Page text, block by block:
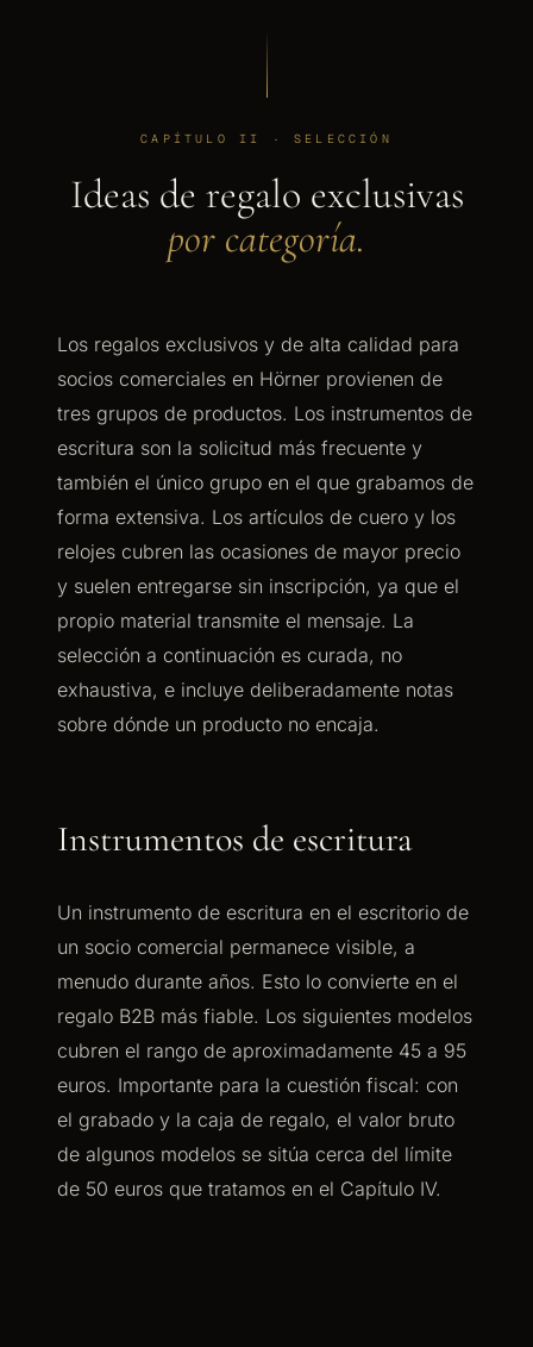
CAPÍTULO II · SELECCIÓN
Ideas de regalo exclusivas
por categoría.
Los regalos exclusivos y de alta calidad para
socios comerciales en Hörner provienen de
tres grupos de productos. Los instrumentos de
escritura son la solicitud más frecuente y
también el único grupo en el que grabamos de
forma extensiva. Los artículos de cuero y los
relojes cubren las ocasiones de mayor precio
y suelen entregarse sin inscripción, ya que el
propio material transmite el mensaje. La
selección a continuación es curada, no
exhaustiva, e incluye deliberadamente notas
sobre dónde un producto no encaja.
Instrumentos de escritura
Un instrumento de escritura en el escritorio de
un socio comercial permanece visible, a
menudo durante años. Esto lo convierte en el
regalo B2B más fiable. Los siguientes modelos
cubren el rango de aproximadamente 45 a 95
euros. Importante para la cuestión fiscal: con
el grabado y la caja de regalo, el valor bruto
de algunos modelos se sitúa cerca del límite
de 50 euros que tratamos en el Capítulo IV.